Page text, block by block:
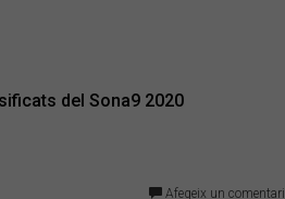
del Sona9 2020
Afegeix un comentari